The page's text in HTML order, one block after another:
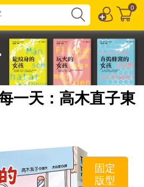
0
一天：高木直子東
固定
版型